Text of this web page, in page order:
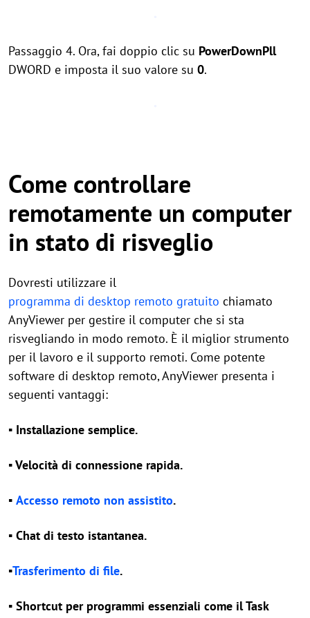
Passaggio 4. Ora, fai doppio clic su PowerDownPll
DWORD e imposta il suo valore su 0.
Come controllare
remotamente un computer
in stato di risveglio
Dovresti utilizzare il
programma di desktop remoto gratuito chiamato
AnyViewer per gestire il computer che si sta
risvegliando in modo remoto. È il miglior strumento
per il lavoro e il supporto remoti. Come potente
software di desktop remoto, AnyViewer presenta i
seguenti vantaggi:
▪ Installazione semplice.
▪ Velocità di connessione rapida.
▪ Accesso remoto non assistito.
▪ Chat di testo istantanea.
▪Trasferimento di file.
▪ Shortcut per programmi essenziali come il Task